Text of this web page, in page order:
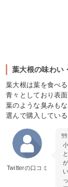
葉大根の味わい
葉大根は葉を食べ
青々としており表
葉のような臭みも
選んで購入してい
Twitterの口コミ